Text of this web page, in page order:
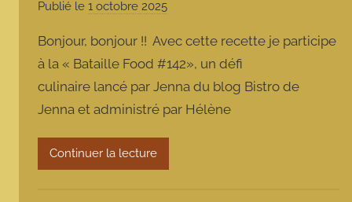
Publié le 1 octobre 2025
r
m
a
r
t
Bonjour, bonjour !! Avec cette recette je participe
à la « Bataille Food #142», un défi
culinaire lancé par Jenna du blog Bistro de
Jenna et administré par Hélène
Continuer la lecture